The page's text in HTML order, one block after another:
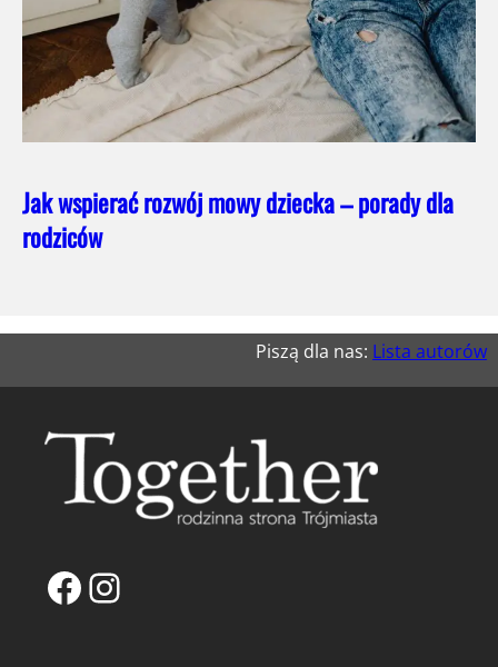
Jak wspierać rozwój mowy dziecka – porady dla
rodziców
Piszą dla nas: Lista autorów
Facebook
Instagram